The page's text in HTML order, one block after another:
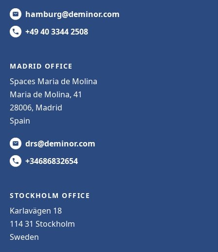
hamburg@deminor.com
+49 40 3344 2508
MADRID OFFICE
Spaces Maria de Molina
Maria de Molina, 41
28006, Madrid
Spain
drs@deminor.com
+34686832654
STOCKHOLM OFFICE
Karlavägen 18
114 31 Stockholm
Sweden